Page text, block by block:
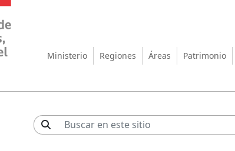
de las Culturas, las
Ministerio Regiones Áreas Patrimonio